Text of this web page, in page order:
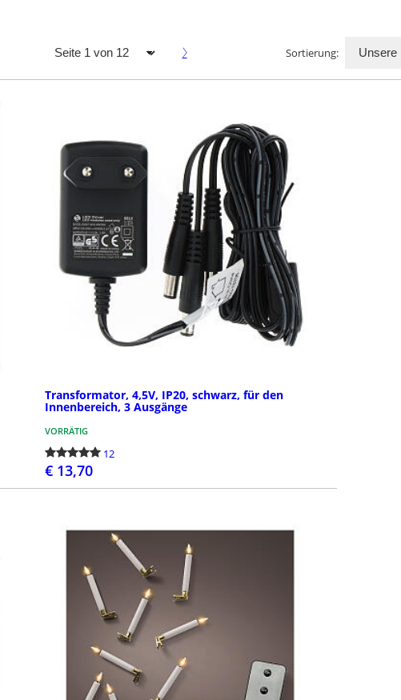
Leuchtfiguren
Leuchtende Rentiere und andere
leuchtende Tierfiguren (LEDs) - ideal als
Weihnachtsdekoration. In dieser
Produktkategorie finden Sie ...
297
Lichterketten
Lichterketten: Die
den Innen- und
für die weihnachtliche
Hauses und die B...
Sortierung:
Transformator, 4,5V, IP20, schwarz, für den
Innenbereich, 3 Ausgänge
VORRÄTIG
12
€ 13,70